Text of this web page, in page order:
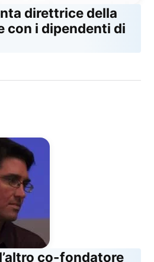
direttrice della
con i dipendenti di
co-fondatore